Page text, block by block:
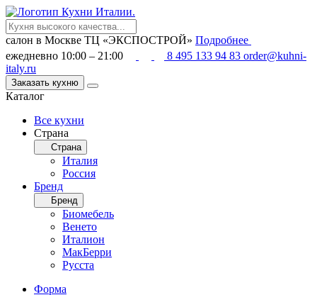
салон в Москве ТЦ «ЭКСПОСТРОЙ» Подробнее
ежедневно 10:00 – 21:00
8 495 133 94 83 order@kuhni-
italy.ru
Заказать кухню
Каталог
Все кухни
Страна
Страна
Италия
Россия
Бренд
Бренд
Биомебель
Венето
Италион
МакБерри
Русста
Форма